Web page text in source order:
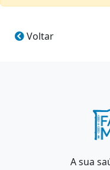
Voltar
A sua